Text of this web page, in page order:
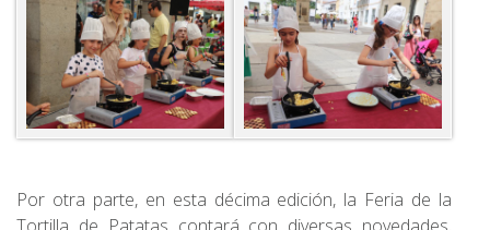
Por otra parte, en esta décima edición, la Feria de la